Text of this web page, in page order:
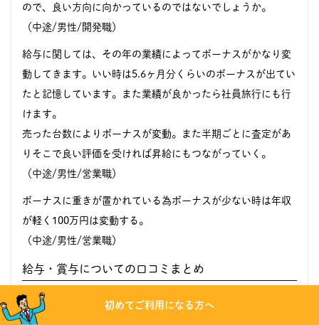
ので、良い方向に向かっているのではないでしょうか。
（中途/男性/開発職）
給与に関しては、その年の業績によってボーナスがかなり変
動してきます。いい時は5.6ヶ月分くらいのボーナスが出てい
たと記憶しています。また業績が良かったら社員旅行にも行
けます。
売った台数によりボーナスが変動。また半期ごとに査定があ
りそこで良い評価を受ければ昇給にもつながっていく。
（中途/男性/営業職）
ボーナスに重きが置かれている為ボーナスが少ない時は年収
が軽く100万円は変動する。
（中途/男性/営業職）
給与・賞与についての口コミまとめ
藤商事の給与・賞与についての口コミからは、
は平均的
初めてご利用になる方へ